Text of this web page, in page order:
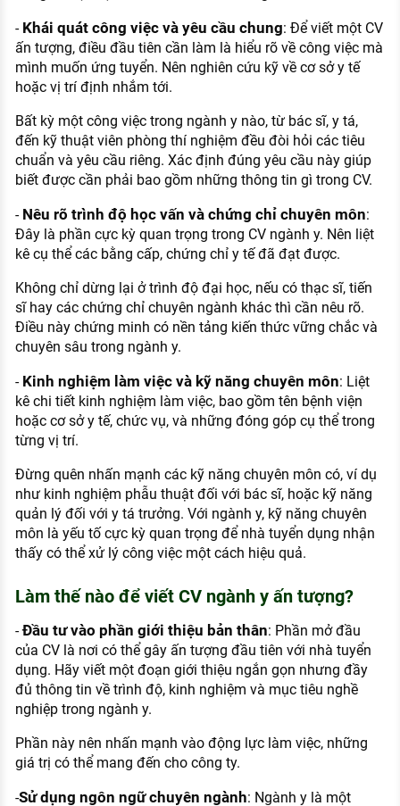
- Khái quát công việc và yêu cầu chung: Để viết một CV
ấn tượng, điều đầu tiên cần làm là hiểu rõ về công việc mà
mình muốn ứng tuyển. Nên nghiên cứu kỹ về cơ sở y tế
hoặc vị trí định nhắm tới.
Bất kỳ một công việc trong ngành y nào, từ bác sĩ, y tá,
đến kỹ thuật viên phòng thí nghiệm đều đòi hỏi các tiêu
chuẩn và yêu cầu riêng. Xác định đúng yêu cầu này giúp
biết được cần phải bao gồm những thông tin gì trong CV.
- Nêu rõ trình độ học vấn và chứng chỉ chuyên môn:
Đây là phần cực kỳ quan trọng trong CV ngành y. Nên liệt
kê cụ thể các bằng cấp, chứng chỉ y tế đã đạt được.
Không chỉ dừng lại ở trình độ đại học, nếu có thạc sĩ, tiến
sĩ hay các chứng chỉ chuyên ngành khác thì cần nêu rõ.
Điều này chứng minh có nền tảng kiến thức vững chắc và
chuyên sâu trong ngành y.
- Kinh nghiệm làm việc và kỹ năng chuyên môn: Liệt
kê chi tiết kinh nghiệm làm việc, bao gồm tên bệnh viện
hoặc cơ sở y tế, chức vụ, và những đóng góp cụ thể trong
từng vị trí.
Đừng quên nhấn mạnh các kỹ năng chuyên môn có, ví dụ
như kinh nghiệm phẫu thuật đối với bác sĩ, hoặc kỹ năng
quản lý đối với y tá trưởng. Với ngành y, kỹ năng chuyên
môn là yếu tố cực kỳ quan trọng để nhà tuyển dụng nhận
thấy có thể xử lý công việc một cách hiệu quả.
Làm thế nào để viết CV ngành y ấn tượng?
-Đầu tư vào phần giới thiệu bản thân: Phần mở đầu
của CV là nơi có thể gây ấn tượng đầu tiên với nhà tuyển
dụng. Hãy viết một đoạn giới thiệu ngắn gọn nhưng đầy
đủ thông tin về trình độ, kinh nghiệm và mục tiêu nghề
nghiệp trong ngành y.
Phần này nên nhấn mạnh vào động lực làm việc, những
giá trị có thể mang đến cho công ty.
-Sử dụng ngôn ngữ chuyên ngành: Ngành y là một